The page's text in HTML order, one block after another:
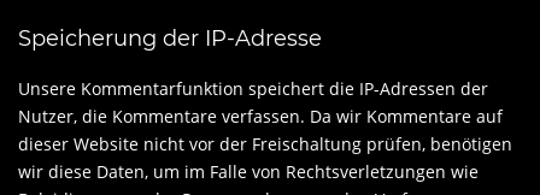
Speicherung der IP-Adresse
Unsere Kommentarfunktion speichert die IP-Adressen der
Nutzer, die Kommentare verfassen. Da wir Kommentare auf
dieser Website nicht vor der Freischaltung prüfen, benötigen
wir diese Daten, um im Falle von Rechtsverletzungen wie